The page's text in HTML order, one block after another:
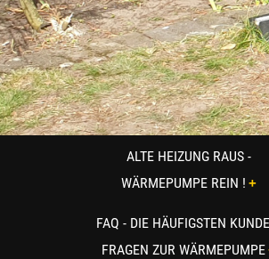
ALTE HEIZUNG RAUS -
WÄRMEPUMPE REIN !
FAQ - DIE HÄUFIGSTEN
FRAGEN ZUR WÄRMEPUMPE